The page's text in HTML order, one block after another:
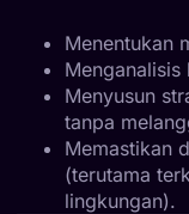
Menentukan
Menganalisis
Menyusun
tanpa
Memastikan
(terutama
lingkungan).